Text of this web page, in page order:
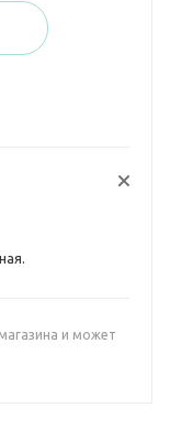
и может